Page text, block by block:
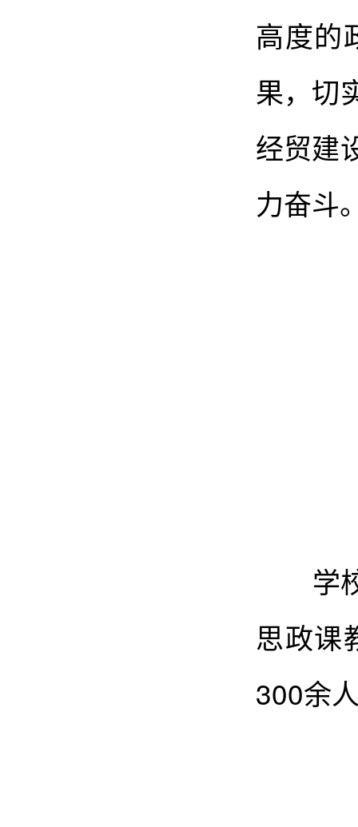
高度的
果，切
经贸建
力奋斗
学校
思政课
300余